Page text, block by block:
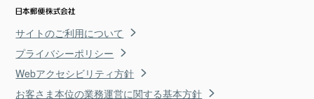
サイトのご利用について
プライバシーポリシー
Webアクセシビリティ方針
お客さま本位の業務運営に関する基本方針